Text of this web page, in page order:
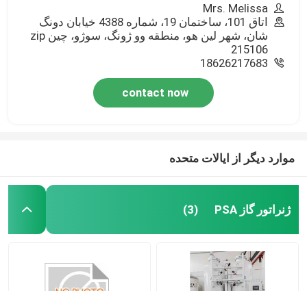
Mrs. Melissa
اتاق 101، ساختمان 19، شماره 4388 خيابان دونگ
شان، شهر لين هو، منطقه وو ژونگ، سوژو، چين zip
215106
18626217683
contact now
موارد دیگر از ایالات متحده
ژنراتور گاز PSA (3)